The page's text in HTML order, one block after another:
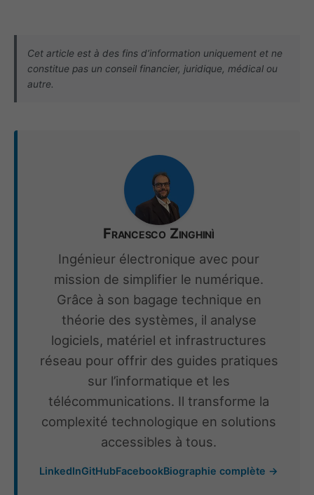
Cet article est à des fins d’information uniquement et ne
constitue pas un conseil financier, juridique, médical ou
autre.
Francesco Zinghinì
Ingénieur électronique avec pour
mission de simplifier le numérique.
Grâce à son bagage technique en
théorie des systèmes, il analyse
logiciels, matériel et infrastructures
réseau pour offrir des guides pratiques
sur l’informatique et les
télécommunications. Il transforme la
complexité technologique en solutions
accessibles à tous.
LinkedInGitHubFacebookBiographie complète →